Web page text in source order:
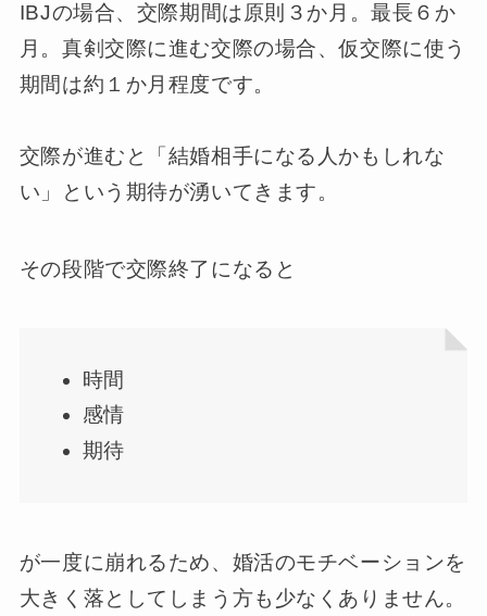
IBJの場合、交際期間は原則３か月。最長６か
月。真剣交際に進む交際の場合、仮交際に使う
期間は約１か月程度です。
交際が進むと「結婚相手になる人かもしれな
い」という期待が湧いてきます。
その段階で交際終了になると
時間
感情
期待
が一度に崩れるため、婚活のモチベーションを
大きく落としてしまう方も少なくありません。